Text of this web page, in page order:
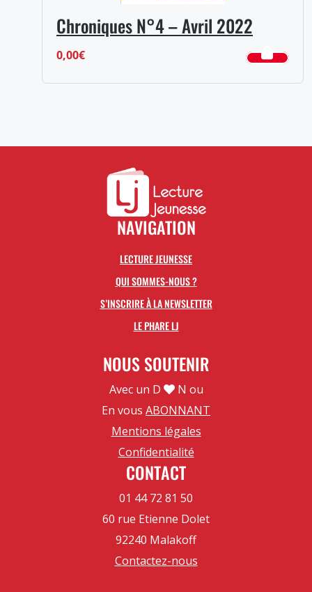
Chroniques N°4 – Avril 2022
0,00€
NAVIGATION
LECTURE JEUNESSE
QUI SOMMES-NOUS ?
S’INSCRIRE À LA NEWSLETTER
LE PHARE LJ
NOUS SOUTENIR
Avec un D
N ou
En vous ABONNANT
Mentions légales
Confidentialité
CONTACT
01 44 72 81 50
60 rue Etienne Dolet
92240 Malakoff
Contactez-nous